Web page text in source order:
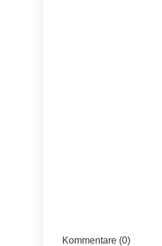
Kommentare (0)